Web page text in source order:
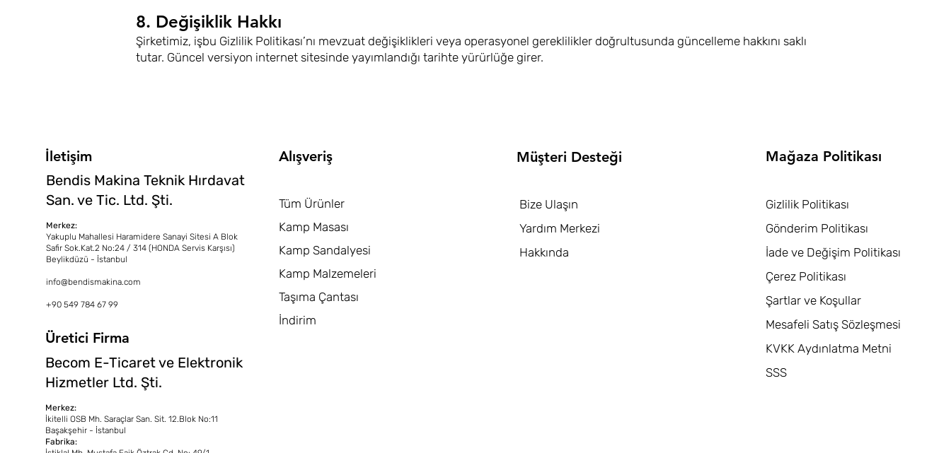
8. Değişiklik Hakkı
Şirketimiz, işbu Gizlilik Politikası’nı mevzuat değişiklikleri veya operasyonel gereklilikler doğrultusunda güncelleme hakkını saklı
tutar. Güncel versiyon internet sitesinde yayımlandığı tarihte yürürlüğe girer.
İletişim
Bendis Makina Teknik Hırdavat
San. ve Tic. Ltd. Şti.
Merkez:
Yakuplu Mahallesi Haramidere Sanayi Sitesi A Blok
Safir Sok.Kat.2 No:24 / 314 (HONDA Servis Karşısı)
Beylikdüzü - İstanbul
info@bendismakina.com
+90 549 784 67 99
Üretici Firma
Becom E-Ticaret ve Elektronik
Hizmetler Ltd. Şti.
Merkez:
İkitelli OSB Mh. Saraçlar San. Sit. 12.Blok No:11
Başakşehir - İstanbul
Fabrika:
Alışveriş
Tüm Ürünler
Kamp Masası
Kamp Sandalyesi
Kamp Malzemeleri
Taşıma Çantası
İndirim
Müşteri Desteği
Bize Ulaşın
Yardım Merkezi
Hakkında
Mağaza Politikası
Gizlilik Politikası
Gönderim Politikası
İade ve Değişim Politikası
Çerez Politikası
Şartlar ve Koşullar
Mesafeli Satış Sözleşmesi
KVKK Aydınlatma Metni
SSS